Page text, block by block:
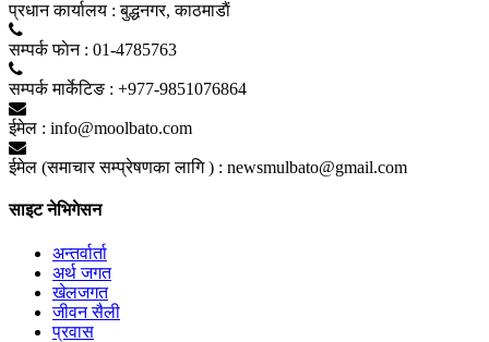
प्रधान कार्यालय : बुद्धनगर, काठमाडाैं
सम्पर्क फाेन : 01-4785763
सम्पर्क मार्केटिङ : +977-9851076864
ईमेल : info@moolbato.com
ईमेल (समाचार सम्प्रेषणका लागि ) : newsmulbato@gmail.com
साइट नेभिगेसन
अन्तर्वार्ता
अर्थ जगत
खेलजगत
जीवन सैली
प्रवास